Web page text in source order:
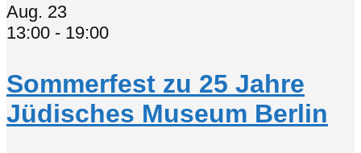
Aug. 23
13:00 - 19:00
Sommerfest zu 25 Jahre
Jüdisches Museum Berlin